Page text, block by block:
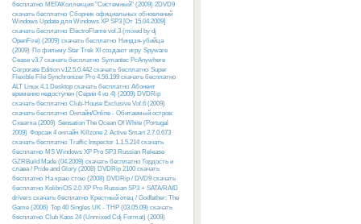
бесплатно МЕГАКоллекция "Системный" (2009) 2DVD9
скачать бесплатно Сборник официальных обновлений
Windows Update для Windows XP SP3 [От 15.04.2009]
скачать бесплатно ElectroFlame vol.3 (mixed by dj
OpenFire) (2009) скачать бесплатно Ниндзя-убийца
(2009) По фильму Star Trek XI создают игру Spyware
Cease v3.7 скачать бесплатно Symantec PcAnywhere
Corporate Edition v12.5.0.442 скачать бесплатно Super
Flexible File Synchronizer Pro 4.56.199 скачать бесплатно
ALT Linux 4.1 Desktop скачать бесплатно Абонент
временно недоступен (Серии 4 из 4) (2009) DVDRip
скачать бесплатно Club-House Exclusive Vol.6 (2009)
скачать бесплатно Онлайн/Online - Обитаемый остров:
Схватка (2009) Sensation The Ocean Of White (Portugal
2009) Форсаж 4 онлайн Killzone 2 Active Smart 2.7.0.673
скачать бесплатно Traffic Inspector 1.1.5.214 скачать
бесплатно MS Windows XP Pro SP3 Russian Release
GZRBuild Made (04.2009) скачать бесплатно Гордость и
слава / Pride and Glory (2008) DVDRip 2100 скачать
бесплатно На краю стою (2008) DVDRip / DVD9 скачать
бесплатно KolibriOS 2.0 XP Pro Russian SP3 + SATA/RAID
drivers скачать бесплатно Крестный отец / Godfather: The
Game (2006) Top 40 Singles UK - THP (03.05.09) скачать
бесплатно Club Kaos 24 (Unmixed Cdj Format) (2009)